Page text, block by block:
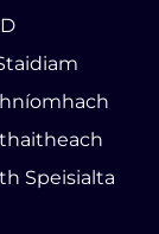
Speisialta